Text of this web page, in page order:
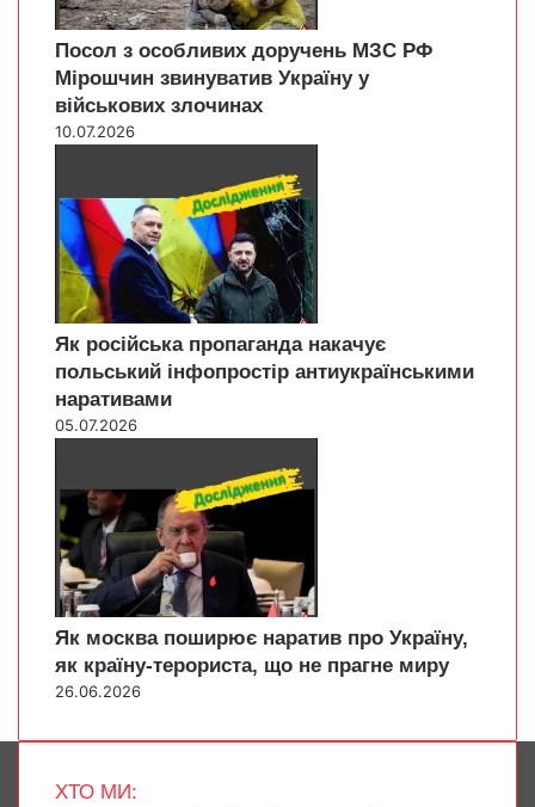
Посол з особливих доручень МЗС РФ
Мірошчин звинуватив Україну у
військових злочинах
10.07.2026
Як російська пропаганда накачує
польський інфопростір антиукраїнськими
наративами
05.07.2026
Як москва поширює наратив про Україну,
як країну-терориста, що не прагне миру
26.06.2026
ХТО МИ: